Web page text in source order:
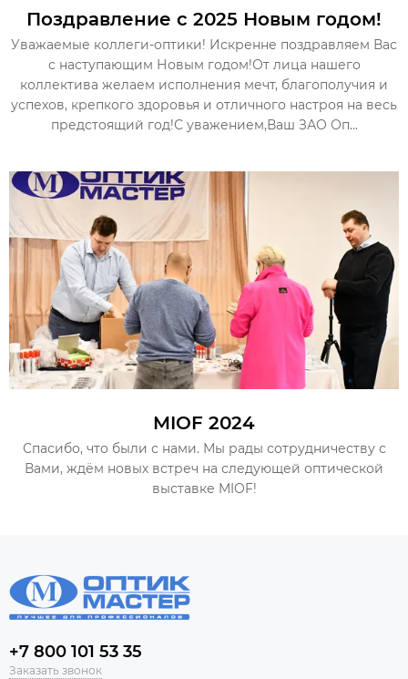
Поздравление с 2025 Новым годом!
Уважаемые коллеги-оптики! Искренне поздравляем Вас
с наступающим Новым годом!От лица нашего
коллектива желаем исполнения мечт, благополучия и
успехов, крепкого здоровья и отличного настроя на весь
предстоящий год!С уважением,Ваш ЗАО Оп...
MIOF 2024
Спасибо, что были с нами. Мы рады сотрудничеству с
Вами, ждём новых встреч на следующей оптической
выставке MIOF!
+7 800 101 53 35
Заказать звонок